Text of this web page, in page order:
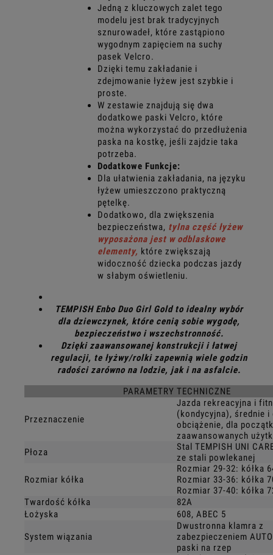
Jedną z kluczowych zalet tego
modelu jest brak tradycyjnych
sznurowadeł, które zastąpiono
wygodnym zapięciem na suchy
pasek Velcro.
Dzięki temu zakładanie i
zdejmowanie łyżew jest szybkie i
proste.
W zestawie znajdują się dwa
dodatkowe paski Velcro, które
można wykorzystać do przedłużenia
paska na kostkę, jeśli zajdzie taka
potrzeba.
Dodatkowe Funkcje:
Dla ułatwienia zakładania, na języku
łyżew umieszczono praktyczną
pętelkę.
Dodatkowo, dla zwiększenia
bezpieczeństwa, tylna część łyżew
wyposażona jest w odblaskowe
elementy, które zwiększają
widoczność dziecka podczas jazdy
w słabym oświetleniu.
TEMPISH Enbo Duo Girl Gold to idealny wybór
dla dziewczynek, które cenią sobie wygodę,
bezpieczeństwo i wszechstronność.
Dzięki zaawansowanej konstrukcji i łatwej
regulacji, te łyżwy/rolki zapewnią wiele godzin
radości zarówno na lodzie, jak i na asfalcie.
PARAMETRY TECHNICZNE
Przeznaczenie
Jazda rekreacyjna i
(kondycyjna), średnie i
obciążenie, dla
zaawansowanych
Płoza
Stal TEMPISH UNI
ze stali powlekanej
Rozmiar kółka
Rozmiar 29-32: kółka
Rozmiar 33-36: kółka
Rozmiar 37-40: kółka
Twardość kółka
82A
Łożyska
608, ABEC 5
System wiązania
Dwustronna klamra z
zabezpieczeniem
paski na rzep